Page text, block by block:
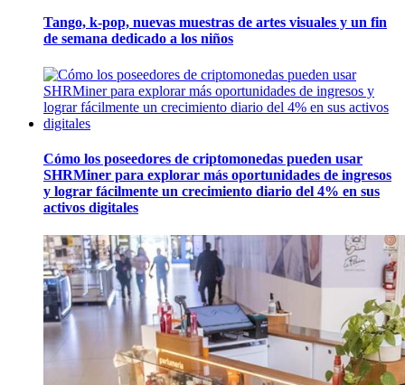
Tango, k-pop, nuevas muestras de artes visuales y un fin
de semana dedicado a los niños
Cómo los poseedores de criptomonedas pueden usar
SHRMiner para explorar más oportunidades de ingresos
y lograr fácilmente un crecimiento diario del 4% en sus
activos digitales